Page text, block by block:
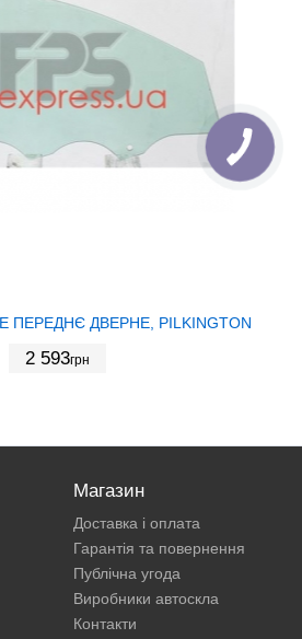
ПЕРЕДНЄ ДВЕРНЕ, PILKINGTON
2 593грн
Магазин
Доставка і оплата
Гарантія та повернення
Публічна угода
Виробники автоскла
Контакти